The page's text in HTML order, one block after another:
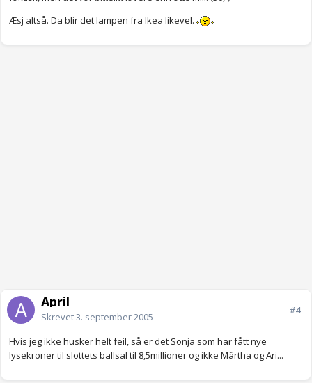
Æsj altså. Da blir det lampen fra Ikea likevel.
April
Skrevet3. september 2005
#4
Hvis jeg ikke husker helt feil, så er det Sonja som har fått nye
lysekroner til slottets ballsal til 8,5millioner og ikke Märtha og Ari...